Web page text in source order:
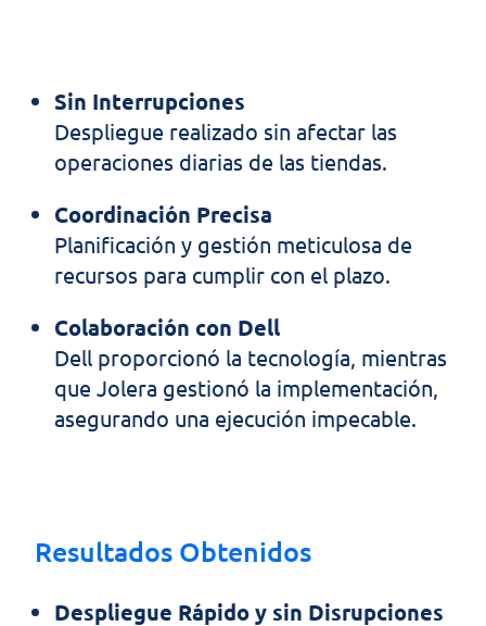
Sin Interrupciones
Despliegue realizado sin afectar las
operaciones diarias de las tiendas.
Coordinación Precisa
Planificación y gestión meticulosa de
recursos para cumplir con el plazo.
Colaboración con Dell
Dell proporcionó la tecnología, mientras
que Jolera gestionó la implementación,
asegurando una ejecución impecable.
Resultados Obtenidos
Despliegue Rápido y sin Disrupciones